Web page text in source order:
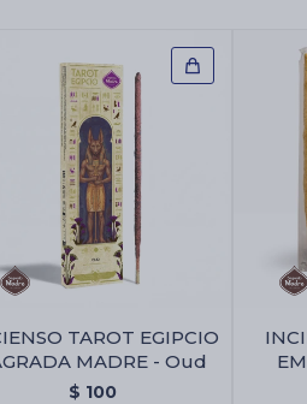
TAROT EGIPCIO
MADRE - Oud
$ 100